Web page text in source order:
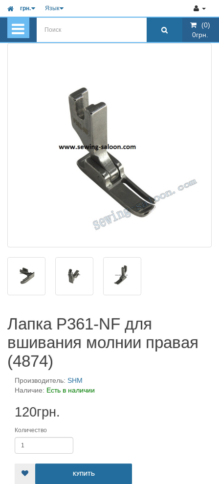
грн. Язык
(0)
0грн.
Лапка P361-NF для
вшивания молнии правая
(4874)
Производитель: SHM
Наличие: Есть в наличии
120грн.
Количество
КУПИТЬ